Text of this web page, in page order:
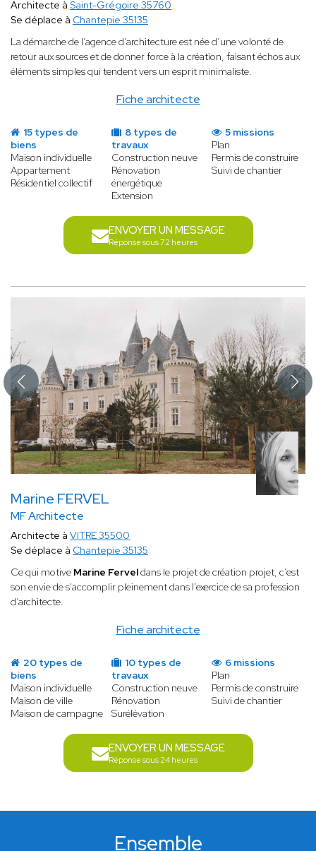
Fiche architecte
Architecte à Saint-Grégoire 35760
Se déplace à Chantepie 35135
La démarche de l’agence d’architecture est née d’une volonté de
retour aux sources et de donner force à la création, faisant échos aux
éléments simples qui tendent vers un esprit minimaliste.
15 types de
biens
Maison individuelle
Appartement
Résidentiel collectif
8 types de
travaux
Construction neuve
Rénovation
énergétique
Extension
5 missions
Plan
Permis de construire
Suivi de chantier
ENVOYER UN MESSAGE
Réponse sous 72 heures
Marine FERVEL
MF Architecte
Fiche architecte
Architecte à VITRE 35500
Se déplace à Chantepie 35135
Ce qui motive Marine Ferveldans le projet de création projet, c’est
son envie de s'accomplir pleinement dans l’exercice de sa profession
d’architecte.
20 types de
biens
Maison individuelle
Maison de ville
Maison de campagne
10 types de
travaux
Construction neuve
Rénovation
Surélévation
6 missions
Plan
Permis de construire
Suivi de chantier
ENVOYER UN MESSAGE
Réponse sous 24 heures
Ensemble